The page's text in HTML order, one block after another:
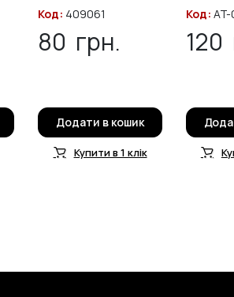
Код: 409061
80 грн.
Додати в кошик
Купити в 1 клік
Код: AT-
120